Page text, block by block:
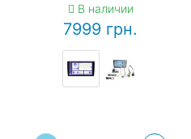
В наличии
7999 грн.